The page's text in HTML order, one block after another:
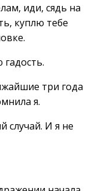
иди, сядь на
куплю тебе
три года
я.
случай. И я не